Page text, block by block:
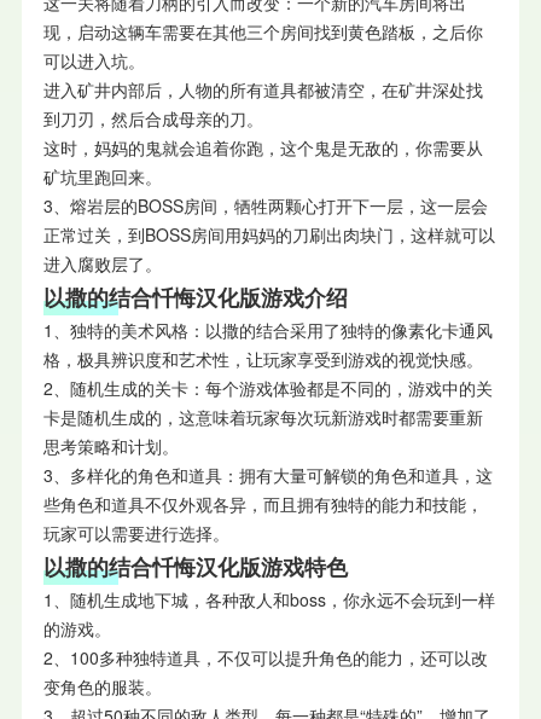
现，启动这辆车需要在其他三个房间找到黄色踏板，之后你
可以进入坑。
进入矿井内部后，人物的所有道具都被清空，在矿井深处找
到刀刃，然后合成母亲的刀。
这时，妈妈的鬼就会追着你跑，这个鬼是无敌的，你需要从
矿坑里跑回来。
3、熔岩层的BOSS房间，牺牲两颗心打开下一层，这一层会
正常过关，到BOSS房间用妈妈的刀刷出肉块门，这样就可以
进入腐败层了。
以撒的结合忏悔汉化版游戏介绍
1、独特的美术风格：以撒的结合采用了独特的像素化卡通风
格，极具辨识度和艺术性，让玩家享受到游戏的视觉快感。
2、随机生成的关卡：每个游戏体验都是不同的，游戏中的关
卡是随机生成的，这意味着玩家每次玩新游戏时都需要重新
思考策略和计划。
3、多样化的角色和道具：拥有大量可解锁的角色和道具，这
些角色和道具不仅外观各异，而且拥有独特的能力和技能，
玩家可以需要进行选择。
以撒的结合忏悔汉化版游戏特色
1、随机生成地下城，各种敌人和boss，你永远不会玩到一样
的游戏。
2、100多种独特道具，不仅可以提升角色的能力，还可以改
变角色的服装。